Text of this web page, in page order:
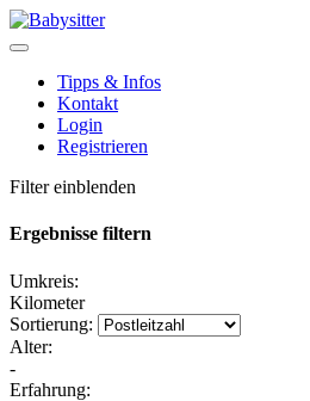
Tipps & Infos
Kontakt
Login
Registrieren
Filter einblenden
Ergebnisse filtern
Umkreis:
Kilometer
Sortierung:
Alter:
-
Erfahrung: